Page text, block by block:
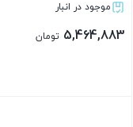
موجود در انبار
5,464,883 تومان